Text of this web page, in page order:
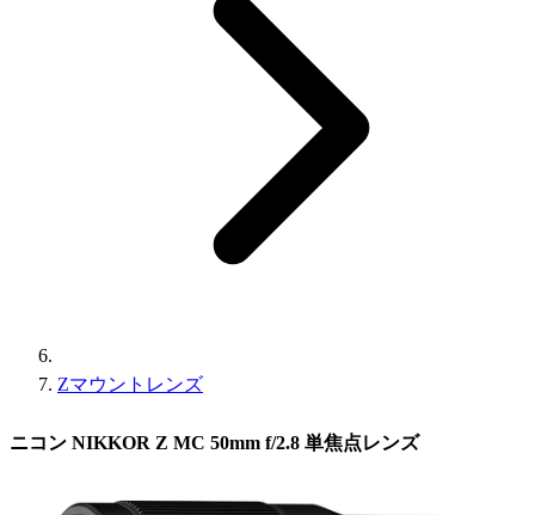
Zマウントレンズ
ニコン NIKKOR Z MC 50mm f/2.8 単焦点レンズ